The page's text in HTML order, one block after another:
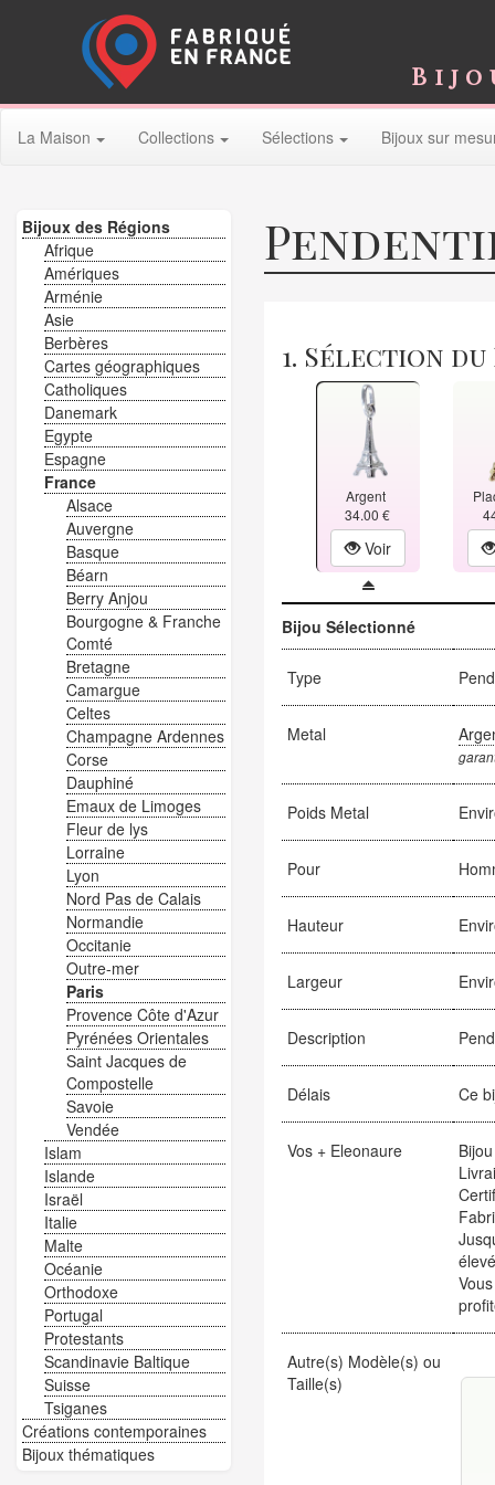
La Maison Collections Sélections Bijoux sur
1. Sélection du
Argent
34.00 €
Voir
Bijou Sélectionné
Type
Metal
Poids Metal
Pour
Hauteur
Largeur
Description
Délais Ce
Vos + Eleonaure
Autre(s) Modèle(s) ou
Taille(s)
Bijoux des Régions
Afrique
Amériques
Arménie
Asie
Berbères
Cartes géographiques
Catholiques
Danemark
Egypte
Espagne
France
Alsace
Auvergne
Basque
Béarn
Berry Anjou
Bourgogne & Franche
Comté
Bretagne
Camargue
Celtes
Champagne Ardennes
Corse
Dauphiné
Emaux de Limoges
Fleur de lys
Lorraine
Lyon
Nord Pas de Calais
Normandie
Occitanie
Outre-mer
Paris
Provence Côte d'Azur
Pyrénées Orientales
Saint Jacques de
Compostelle
Savoie
Vendée
Islam
Islande
Israël
Italie
Malte
Océanie
Orthodoxe
Portugal
Protestants
Scandinavie Baltique
Suisse
Tsiganes
Créations contemporaines
Bijoux thématiques